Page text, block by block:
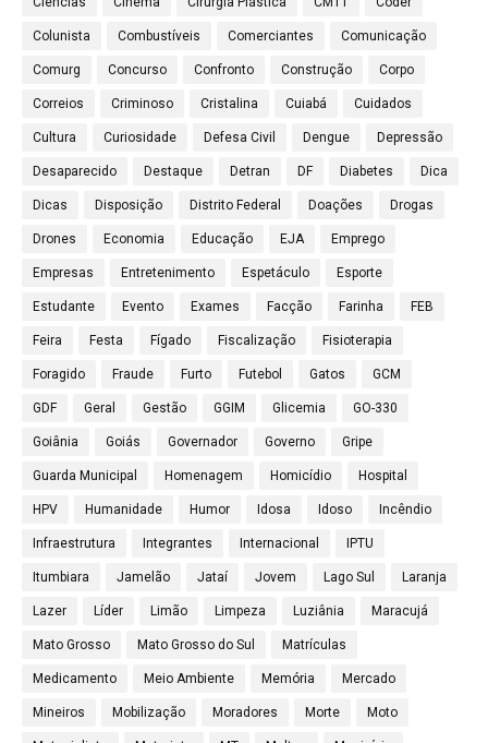
Colunista Combustíveis Comerciantes Comunicação
Comurg Concurso Confronto Construção Corpo
Correios Criminoso Cristalina Cuiabá Cuidados
Cultura Curiosidade Defesa Civil Dengue Depressão
Desaparecido Destaque Detran DF Diabetes Dica
Dicas Disposição Distrito Federal Doações Drogas
Drones Economia Educação EJA Emprego
Empresas Entretenimento Espetáculo Esporte
Estudante Evento Exames Facção Farinha FEB
Feira Festa Fígado Fiscalização Fisioterapia
Foragido Fraude Furto Futebol Gatos GCM
GDF Geral Gestão GGIM Glicemia GO-330
Goiânia Goiás Governador Governo Gripe
Guarda Municipal Homenagem Homicídio Hospital
HPV Humanidade Humor Idosa Idoso Incêndio
Infraestrutura Integrantes Internacional IPTU
Itumbiara Jamelão Jataí Jovem Lago Sul Laranja
Lazer Líder Limão Limpeza Luziânia Maracujá
Mato Grosso Mato Grosso do Sul Matrículas
Medicamento Meio Ambiente Memória Mercado
Mineiros Mobilização Moradores Morte Moto